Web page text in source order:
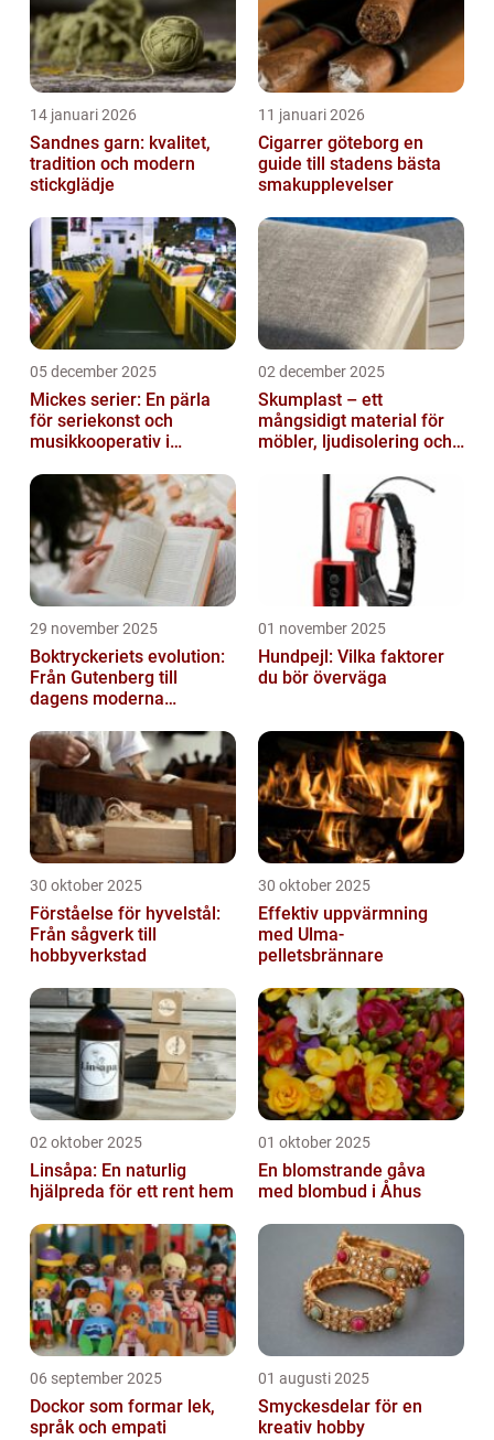
14 januari 2026
Sandnes garn: kvalitet,
tradition och modern
stickglädje
11 januari 2026
Cigarrer göteborg en
guide till stadens bästa
smakupplevelser
05 december 2025
Mickes serier: En pärla
för seriekonst och
musikkooperativ i
02 december 2025
Skumplast – ett
mångsidigt material för
möbler, ljudisolering och
29 november 2025
Boktryckeriets evolution:
Från Gutenberg till
dagens moderna
01 november 2025
Hundpejl: Vilka faktorer
du bör överväga
30 oktober 2025
Förståelse för hyvelstål:
Från sågverk till
hobbyverkstad
30 oktober 2025
Effektiv uppvärmning
med Ulma-
pelletsbrännare
02 oktober 2025
Linsåpa: En naturlig
hjälpreda för ett rent hem
01 oktober 2025
En blomstrande gåva
med blombud i Åhus
06 september 2025
Dockor som formar lek,
språk och empati
01 augusti 2025
Smyckesdelar för en
kreativ hobby